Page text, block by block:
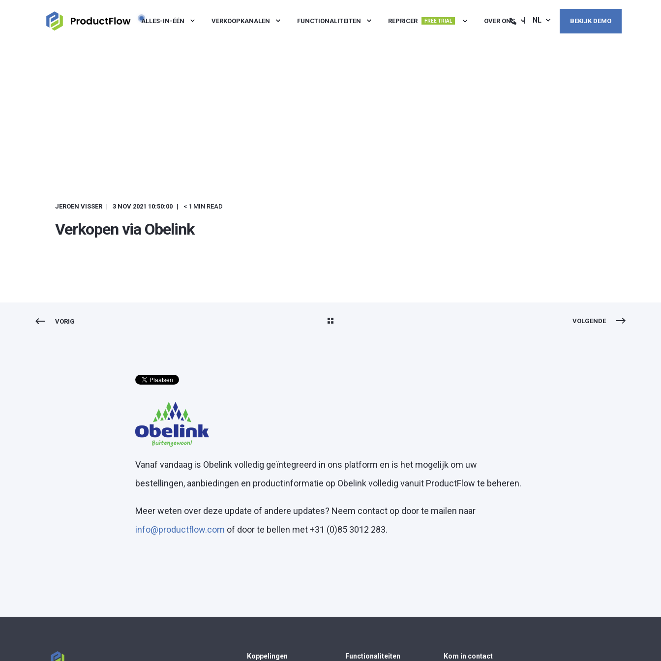
ALLES-IN-ÉÉN VERKOOPKANALEN FUNCTIONALITEITEN REPRICER FREE TRIAL OVER ONS NL BEKIJK DEMO
JEROEN VISSER 3 NOV 2021 10:50:00 < 1 MIN READ
Verkopen via Obelink
VORIG VOLGENDE
Vanaf vandaag is Obelink volledig geïntegreerd in ons platform en is het mogelijk om uw
bestellingen, aanbiedingen en productinformatie op Obelink volledig vanuit ProductFlow te beheren.
Meer weten over deze update of andere updates? Neem contact op door te mailen naar
info@productflow.com of door te bellen met +31 (0)85 3012 283.
Koppelingen Functionaliteiten Kom in contact